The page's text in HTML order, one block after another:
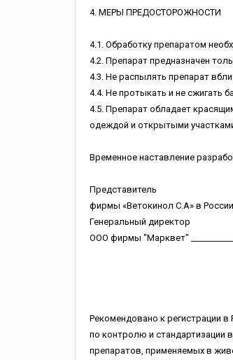
4. МЕРЫ ПРЕДОСТОРОЖНОСТИ
4.1. Обработку препаратом
4.2. Препарат предназначен
4.3. Не распылять препарат
4.4. Не протыкать и не сжигать
4.5. Препарат обладает
одеждой и открытыми
Временное наставление
Представитель
фирмы «Ветокинол С.А» в России
Генеральный директор
ООО фирмы "Марквет"
Рекомендовано к регистрации
по контролю и стандартизации
препаратов, применяемых в